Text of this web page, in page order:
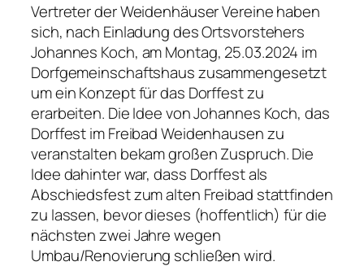
Vertreter der Weidenhäuser Vereine haben
sich, nach Einladung des Ortsvorstehers
Johannes Koch, am Montag, 25.03.2024 im
Dorfgemeinschaftshaus zusammengesetzt
um ein Konzept für das Dorffest zu
erarbeiten. Die Idee von Johannes Koch, das
Dorffest im Freibad Weidenhausen zu
veranstalten bekam großen Zuspruch. Die
Idee dahinter war, dass Dorffest als
Abschiedsfest zum alten Freibad stattfinden
zu lassen, bevor dieses (hoffentlich) für die
nächsten zwei Jahre wegen
Umbau/Renovierung schließen wird.